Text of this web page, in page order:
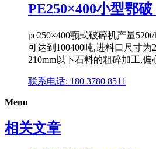
PE250×400小型鄂破
pe250×400颚式破碎机产量
可达到100400吨,进料口尺寸为
210mm以下石料的粗碎加工,偏
联系电话: 180 3780 8511
Menu
相关文章